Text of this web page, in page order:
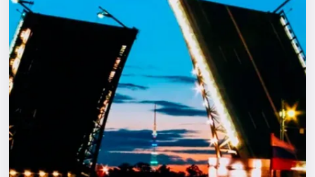
Экскурсии
Спорт
События
Города
Площадки